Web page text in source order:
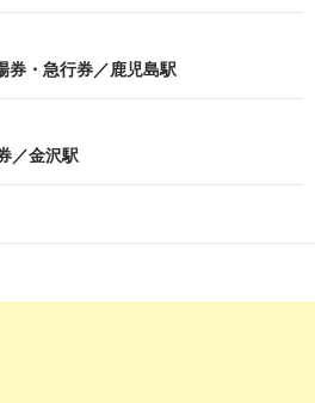
券・急行券／鹿児島駅
／金沢駅